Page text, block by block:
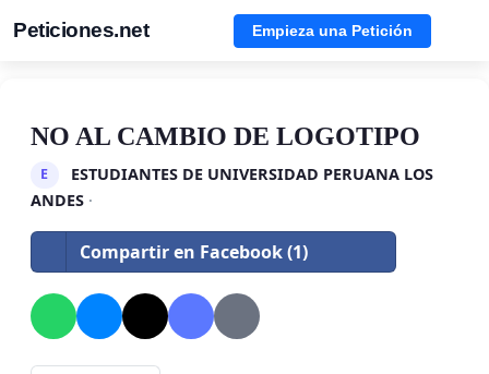
Peticiones.net Empieza una Petición
NO AL CAMBIO DE LOGOTIPO
E
ESTUDIANTES DE UNIVERSIDAD PERUANA LOS
ANDES ·
Compartir en Facebook (1)